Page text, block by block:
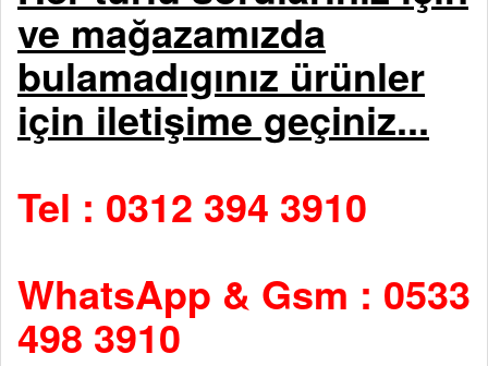
ve mağazamızda
bulamadıgınız ürünler
için iletişime geçiniz...
Tel : 0312 394 3910
WhatsApp & Gsm : 0533
498 3910